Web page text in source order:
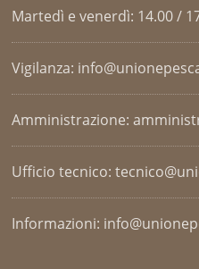
Martedì e venerdì: 14.00 /
Vigilanza:
Amministrazione:
Ufficio tecnico:
Informazioni: